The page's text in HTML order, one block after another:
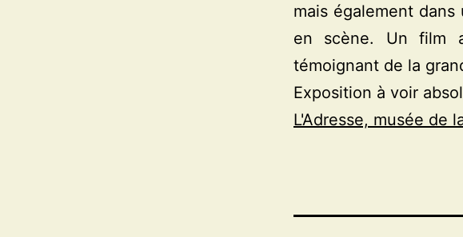
mais également
en scène. Un film
témoignant de la
Exposition à voir
L'Adresse, musée de